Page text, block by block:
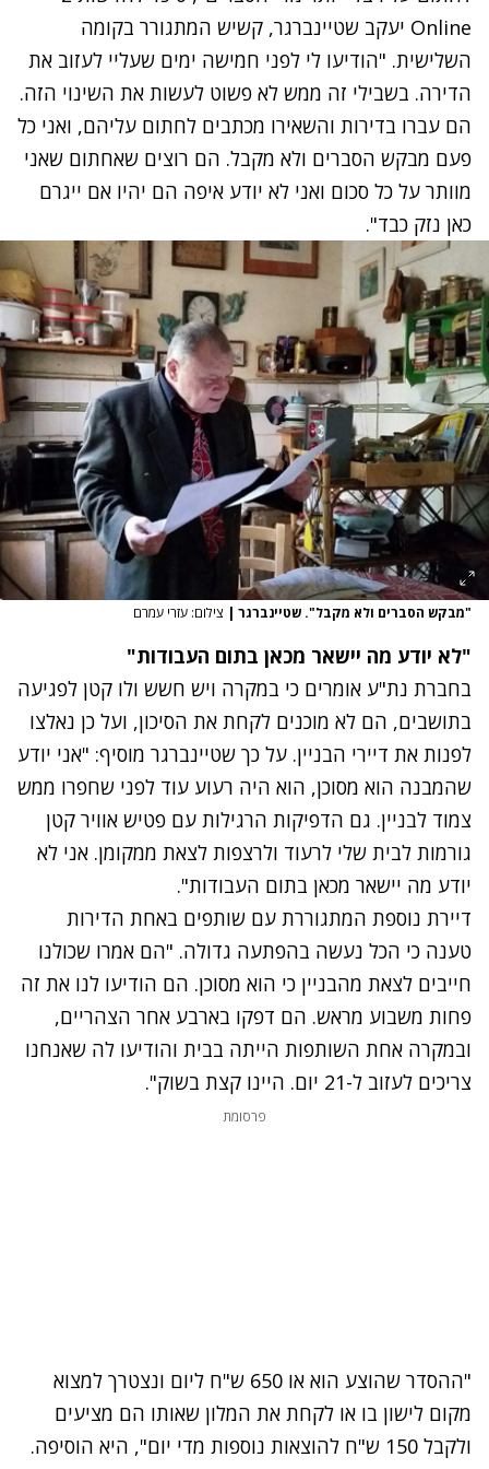
Online יעקב שטיינברגר, קשיש המתגורר בקומה
השלישית. "הודיעו לי לפני חמישה ימים שעליי לעזוב את
הדירה. בשבילי זה ממש לא פשוט לעשות את השינוי הזה.
הם עברו בדירות והשאירו מכתבים לחתום עליהם, ואני כל
פעם מבקש הסברים ולא מקבל. הם רוצים שאחתום שאני
מוותר על כל סכום ואני לא יודע איפה הם יהיו אם ייגרם
כאן נזק כבד".
"מבקש הסברים ולא מקבל". שטיינברגר | צילום: עזרי עמרם
"לא יודע מה יישאר מכאן בתום העבודות"
בחברת נת"ע אומרים כי במקרה ויש חשש ולו קטן לפגיעה
בתושבים, הם לא מוכנים לקחת את הסיכון, ועל כן נאלצו
לפנות את דיירי הבניין. על כך שטיינברגר מוסיף: "אני יודע
שהמבנה הוא מסוכן, הוא היה רעוע עוד לפני שחפרו ממש
צמוד לבניין. גם הדפיקות הרגילות עם פטיש אוויר קטן
גורמות לבית שלי לרעוד ולרצפות לצאת ממקומן. אני לא
יודע מה יישאר מכאן בתום העבודות".
דיירת נוספת המתגוררת עם שותפים באחת הדירות
טענה כי הכל נעשה בהפתעה גדולה. "הם אמרו שכולנו
חייבים לצאת מהבניין כי הוא מסוכן. הם הודיעו לנו את זה
פחות משבוע מראש. הם דפקו בארבע אחר הצהריים,
ובמקרה אחת השותפות הייתה בבית והודיעו לה שאנחנו
צריכים לעזוב ל-21 יום. היינו קצת בשוק".
פרסומת
"ההסדר שהוצע הוא או 650 ש"ח ליום ונצטרך למצוא
מקום לישון בו או לקחת את המלון שאותו הם מציעים
ולקבל 150 ש"ח להוצאות נוספות מדי יום", היא הוסיפה.